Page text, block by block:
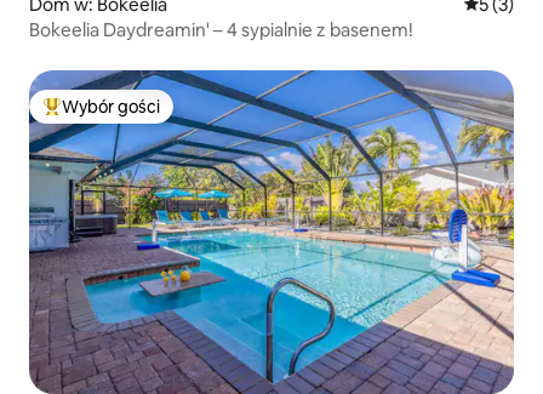
Bokeelia Daydreamin' – 4 sypialnie z basenem!
Najpopularniejsze z kategorii Wybór gości
Wybór gości